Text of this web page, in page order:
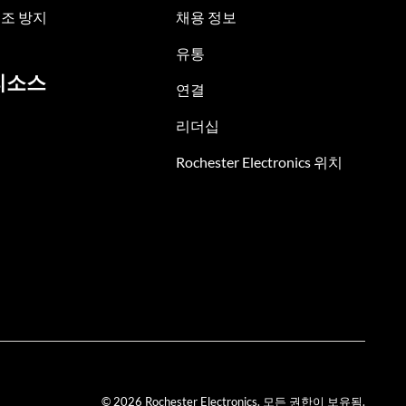
방지
소스
채용 정보
유통
연결
리더십
Rochester Electronics 위치
© 2026 Rochester Electronics. 모든 권한이 보유됨.